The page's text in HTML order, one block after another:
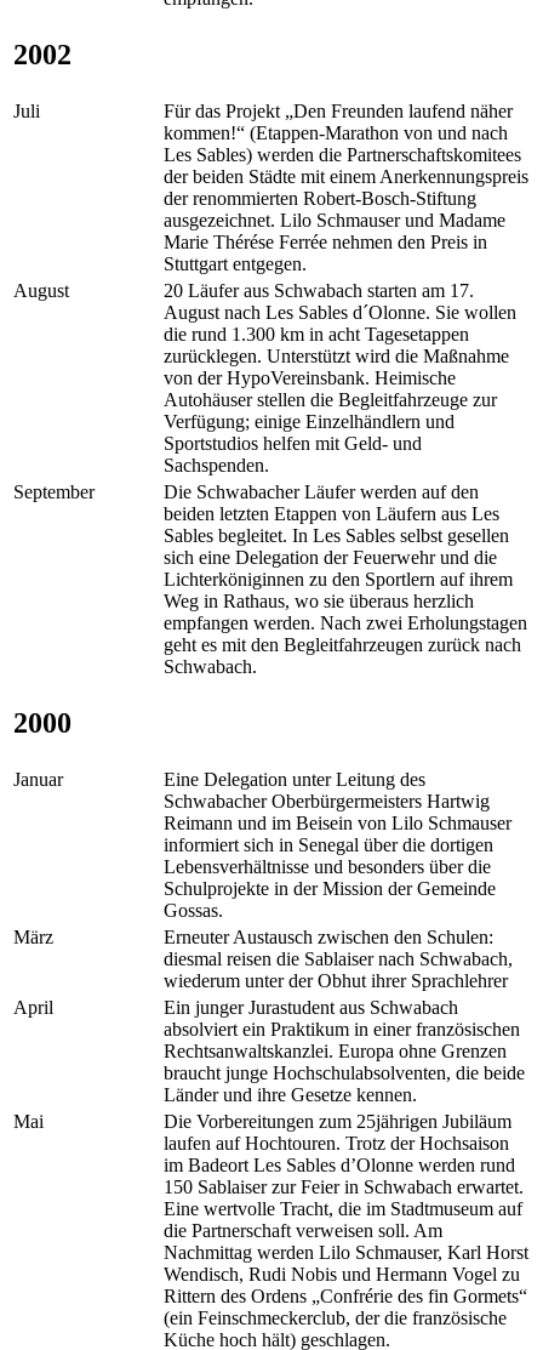
2002
Juli
Für das Projekt „Den Freunden laufend näher
kommen!“ (Etappen-Marathon von und nach
Les Sables) werden die Partnerschaftskomitees
der beiden Städte mit einem Anerkennungspreis
der renommierten Robert-Bosch-Stiftung
ausgezeichnet. Lilo Schmauser und Madame
Marie Thérése Ferrée nehmen den Preis in
Stuttgart entgegen.
August
20 Läufer aus Schwabach starten am 17.
August nach Les Sables d´Olonne. Sie wollen
die rund 1.300 km in acht Tagesetappen
zurücklegen. Unterstützt wird die Maßnahme
von der HypoVereinsbank. Heimische
Autohäuser stellen die Begleitfahrzeuge zur
Verfügung; einige Einzelhändlern und
Sportstudios helfen mit Geld- und
Sachspenden.
September
Die Schwabacher Läufer werden auf den
beiden letzten Etappen von Läufern aus Les
Sables begleitet. In Les Sables selbst gesellen
sich eine Delegation der Feuerwehr und die
Lichterköniginnen zu den Sportlern auf ihrem
Weg in Rathaus, wo sie überaus herzlich
empfangen werden. Nach zwei Erholungstagen
geht es mit den Begleitfahrzeugen zurück nach
Schwabach.
2000
Januar
Eine Delegation unter Leitung des
Schwabacher Oberbürgermeisters Hartwig
Reimann und im Beisein von Lilo Schmauser
informiert sich in Senegal über die dortigen
Lebensverhältnisse und besonders über die
Schulprojekte in der Mission der Gemeinde
Gossas.
März
Erneuter Austausch zwischen den Schulen:
diesmal reisen die Sablaiser nach Schwabach,
wiederum unter der Obhut ihrer Sprachlehrer
April
Ein junger Jurastudent aus Schwabach
absolviert ein Praktikum in einer französischen
Rechtsanwaltskanzlei. Europa ohne Grenzen
braucht junge Hochschulabsolventen, die beide
Länder und ihre Gesetze kennen.
Mai
Die Vorbereitungen zum 25jährigen Jubiläum
laufen auf Hochtouren. Trotz der Hochsaison
im Badeort Les Sables d’Olonne werden rund
150 Sablaiser zur Feier in Schwabach erwartet.
Eine wertvolle Tracht, die im Stadtmuseum auf
die Partnerschaft verweisen soll. Am
Nachmittag werden Lilo Schmauser, Karl Horst
Wendisch, Rudi Nobis und Hermann Vogel zu
Rittern des Ordens „Confrérie des fin Gormets“
(ein Feinschmeckerclub, der die französische
Küche hoch hält) geschlagen.